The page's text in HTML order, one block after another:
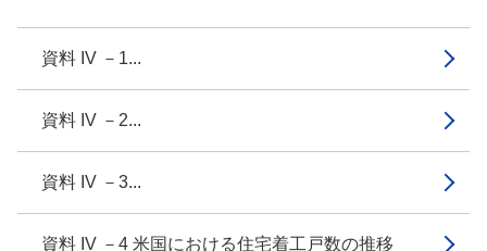
資料 IV －1...
資料 IV －2...
資料 IV －3...
資料 IV －4 米国における住宅着工戸数の推移